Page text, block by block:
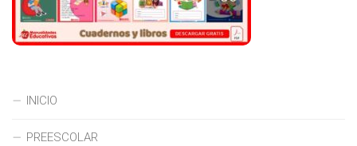
INICIO
PREESCOLAR